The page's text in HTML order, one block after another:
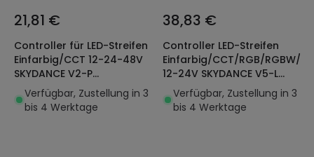
21,81 €
Controller für LED-Streifen
Einfarbig/CCT 12-24-48V
SKYDANCE V2-P
Kompatibel mit RF-
Fernbedienung
Verfügbar, Zustellung in 3
bis 4 Werktage
38,83 €
Controller LED-Streifen
Einfarbig/CCT/RGB/RGBW/
12-24V SKYDANCE V5-L
Kompatibel mit Taster und
RF-Fernbedienung
Verfügbar, Zustellung in 3
bis 4 Werktage